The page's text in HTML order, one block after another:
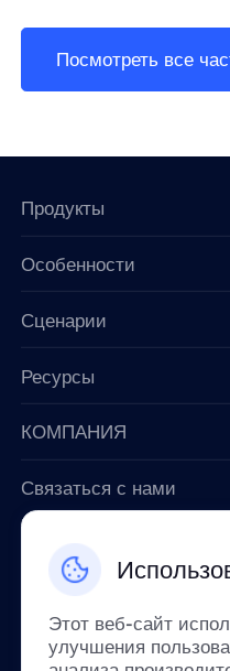
Посмотреть все
Этот веб-сайт
улучшения
Продукты
Особенности
Сценарии
Ресурсы
КОМПАНИЯ
Связаться с нами